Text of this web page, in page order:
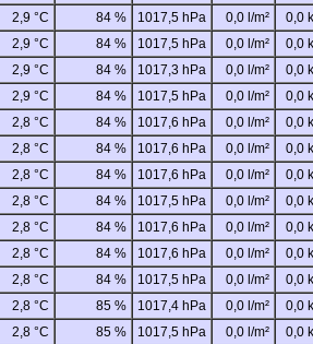
2,9 °C 84 % 1017,5 hPa 0,0 l/m²
0,0
2,9 °C 84 % 1017,5 hPa 0,0 l/m²
0,0
2,9 °C 84 % 1017,3 hPa 0,0 l/m²
0,0
2,9 °C 84 % 1017,5 hPa 0,0 l/m²
0,0
2,8 °C 84 % 1017,6 hPa 0,0 l/m²
0,0
2,8 °C 84 % 1017,6 hPa 0,0 l/m²
0,0
2,8 °C 84 % 1017,6 hPa 0,0 l/m²
0,0
2,8 °C 84 % 1017,5 hPa 0,0 l/m²
0,0
2,8 °C 84 % 1017,6 hPa 0,0 l/m²
0,0
2,8 °C 84 % 1017,6 hPa 0,0 l/m²
0,0
2,8 °C 84 % 1017,5 hPa 0,0 l/m²
0,0
2,8 °C 85 % 1017,4 hPa 0,0 l/m²
0,0
2,8 °C 85 % 1017,5 hPa 0,0 l/m²
0,0